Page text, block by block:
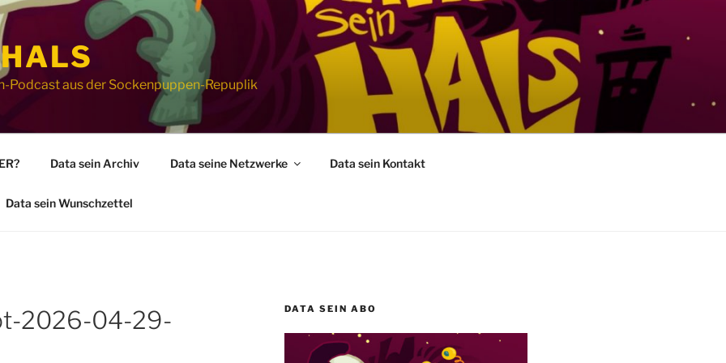
Podcast aus der Sockenpuppen-Repuplik
Data sein Archiv Data seine Netzwerke Data sein Kontakt
Data sein Wunschzettel
2026-04-29-
DATA SEIN ABO